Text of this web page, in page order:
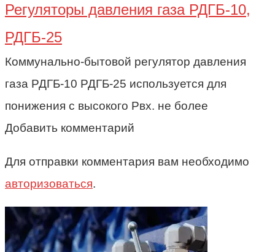
Регуляторы давления газа РДГБ-10,
РДГБ-25
Коммунально-бытовой регулятор давления
газа РДГБ-10 РДГБ-25 используется для
понижения с высокого Рвх. не более
Добавить комментарий
Для отправки комментария вам необходимо
авторизоваться.